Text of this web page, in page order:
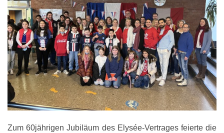
Zum 60jährigen Jubiläum des Elysée-Vertrages feierte die